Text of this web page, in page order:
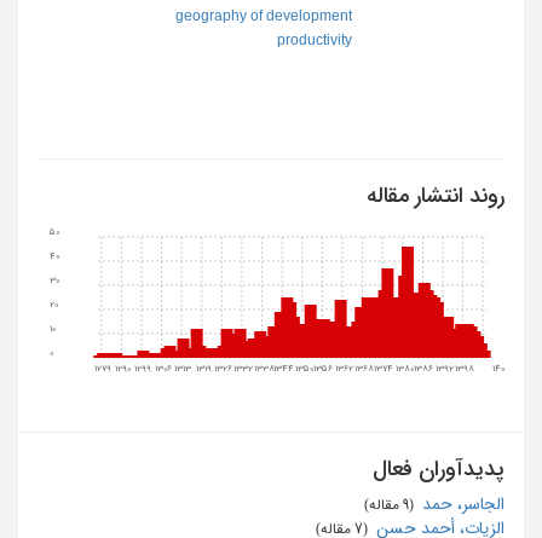
geography of development
productivity
روند انتشار مقاله
1279 1290 1299 1306 1313 1319 1326133213381344135013561362136813741380138613921398 1404
10
20
30
40
50
پدیدآوران فعال
الجاسر، حمد
الزیات، أحمد حسن